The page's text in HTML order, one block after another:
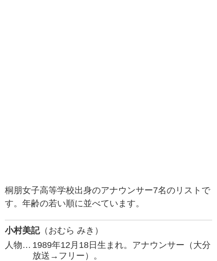
桐朋女子高等学校出身のアナウンサー7名のリストで
す。年齢の若い順に並べています。
小村美記（おむら みき）
人物… 1989年12月18日生まれ。アナウンサー（大分
放送→フリー）。